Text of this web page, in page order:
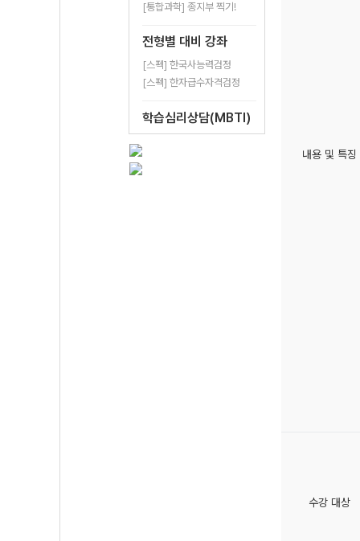
[통합과학] 종지부 찍기!
전형별 대비 강좌
[스펙] 한국사능력검정
[스펙] 한자급수자격검정
학습심리상담(MBTI)
내용 및 특징
수강 대상